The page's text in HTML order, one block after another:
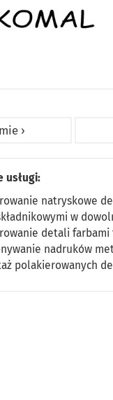
›
usługi:
natryskowe
w
detali
nadruków
polakierowanych